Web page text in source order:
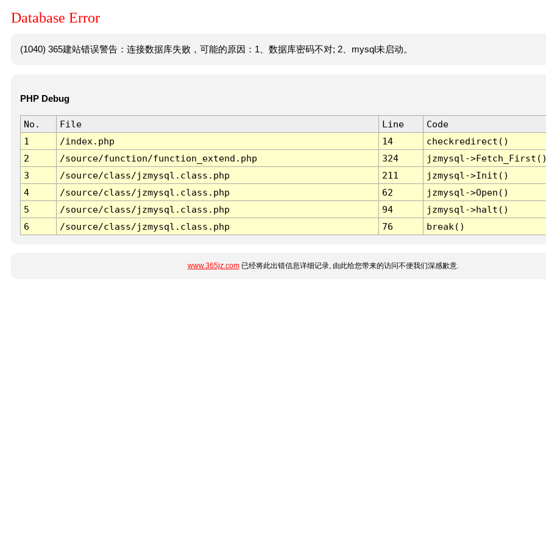
Database Error
(1040) 365建站错误警告：连接数据库失败，可能的原因：1、数据库密码不对; 2、mysql未启动。
PHP Debug
No. File Line
Code
1
/index.php 14
checkredirect()
2
/source/function/function_extend.php 324
jzmysql-
3
/source/class/jzmysql.class.php 211
jzmysql->Init()
4
/source/class/jzmysql.class.php 62
jzmysql->Open()
5
/source/class/jzmysql.class.php 94
jzmysql->halt()
6
/source/class/jzmysql.class.php 76 break()
www.365jz.com已经将此出错信息详细记录, 由此给您带来的访问不便我们深感歉意.